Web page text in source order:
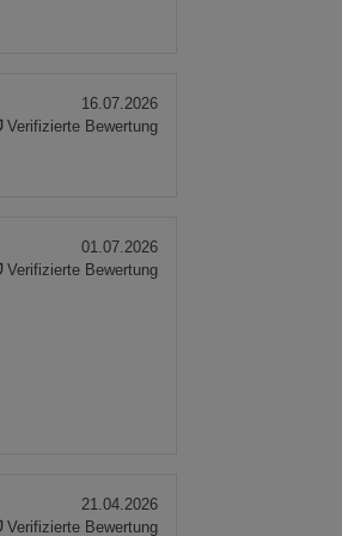
16.07.2026
Verifizierte Bewertung
01.07.2026
Verifizierte Bewertung
21.04.2026
Verifizierte Bewertung